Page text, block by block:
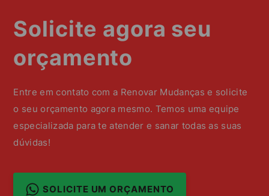
Solicite agora seu
orçamento
Entre em contato com a Renovar Mudanças e solicite
o seu orçamento agora mesmo. Temos uma equipe
especializada para te atender e sanar todas as suas
dúvidas!
SOLICITE UM ORÇAMENTO